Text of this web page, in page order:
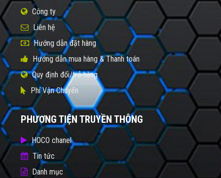
Công ty
Liên hệ
Hướng dẫn đặt hàng
Hướng dẫn mua hàng & Thanh toán
Quy định đổi/trả hàng
Phí Vận Chuyển
PHƯƠNG TIỆN TRUYỀN THÔNG
HOCO chanel
Tin tức
Danh mục